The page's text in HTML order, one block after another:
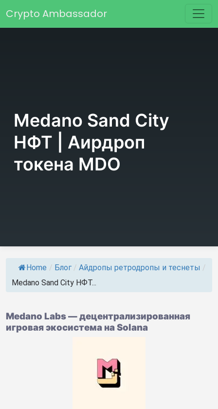
Основная навигация
Crypto Ambassador
Medano Sand City
НФТ | Аирдроп
токена MDO
Home / Блог / Айдропы ретродропы и теснеты /
Medano Sand City НФТ...
Medano Labs — децентрализированная
игровая экосистема на Solana